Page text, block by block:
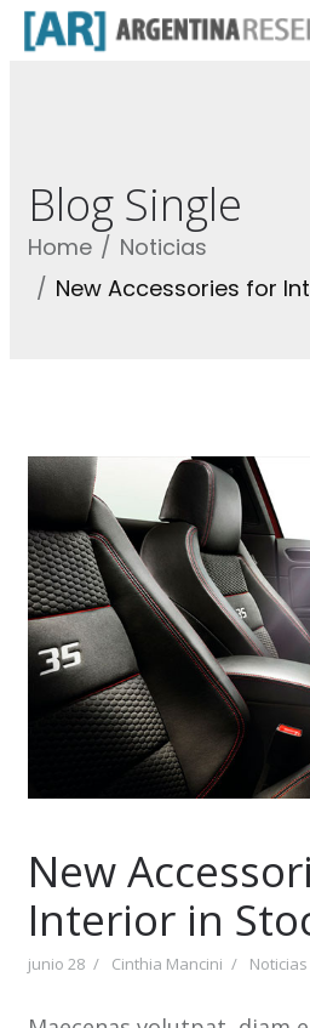
Blog Single
Home
Noticias
New Accessories for
New
Interior in
junio 28 Cinthia Mancini Noticias